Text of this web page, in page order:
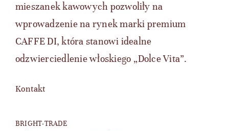
mieszanek kawowych pozwoliły na
wprowadzenie na rynek marki premium
CAFFE DI, która stanowi idealne
odzwierciedlenie włoskiego „Dolce Vita”.
Kontakt
BRIGHT-TRADE